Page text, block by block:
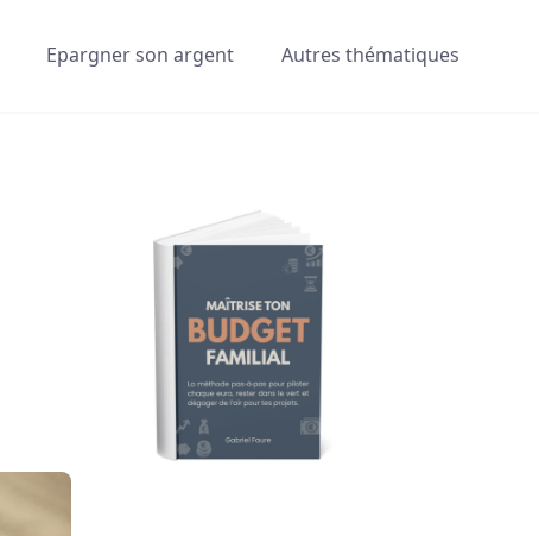
Epargner son argent Autres thématiques